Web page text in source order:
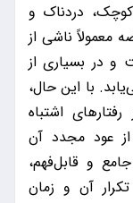
دردناک و
معمولاً ناشی از
و در بسیاری از
با این حال،
اشتباه
از عود مجدد آن
و قابل‌فهم،
آن و زمان